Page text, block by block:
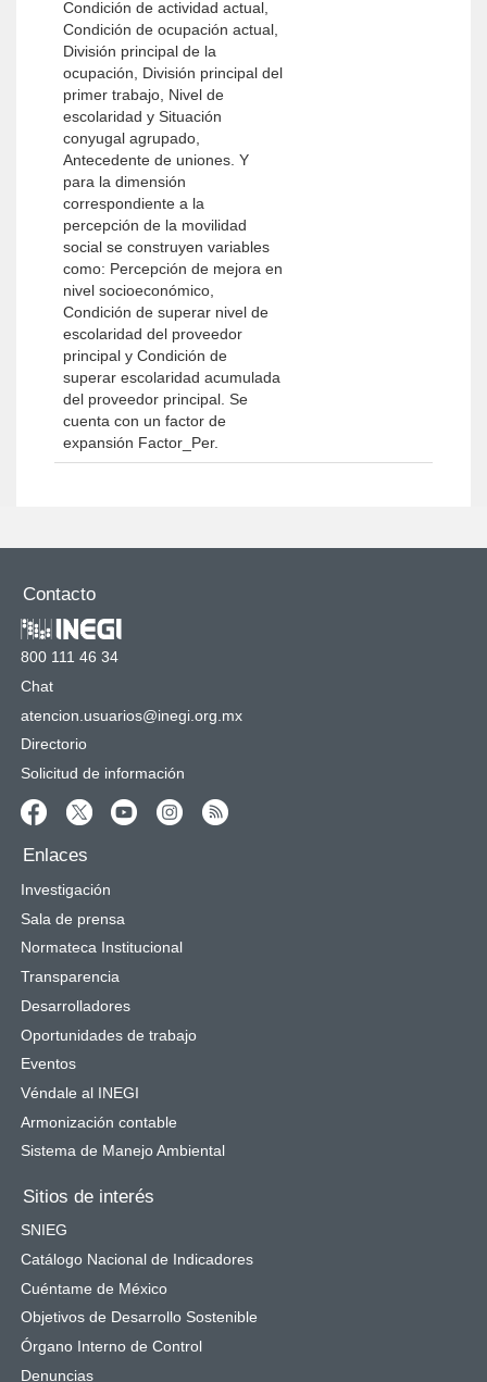
Condición de actividad actual,
Condición de ocupación actual,
División principal de la
ocupación, División principal del
primer trabajo, Nivel de
escolaridad y Situación
conyugal agrupado,
Antecedente de uniones. Y
para la dimensión
correspondiente a la
percepción de la movilidad
social se construyen variables
como: Percepción de mejora en
nivel socioeconómico,
Condición de superar nivel de
escolaridad del proveedor
principal y Condición de
superar escolaridad acumulada
del proveedor principal. Se
cuenta con un factor de
expansión Factor_Per.
Contacto
800 111 46 34
Chat
atencion.usuarios@inegi.org.mx
Directorio
Solicitud de información
Enlaces
Investigación
Sala de prensa
Normateca Institucional
Transparencia
Desarrolladores
Oportunidades de trabajo
Eventos
Véndale al INEGI
Armonización contable
Sistema de Manejo Ambiental
Sitios de interés
SNIEG
Catálogo Nacional de Indicadores
Cuéntame de México
Objetivos de Desarrollo Sostenible
Órgano Interno de Control
Denuncias